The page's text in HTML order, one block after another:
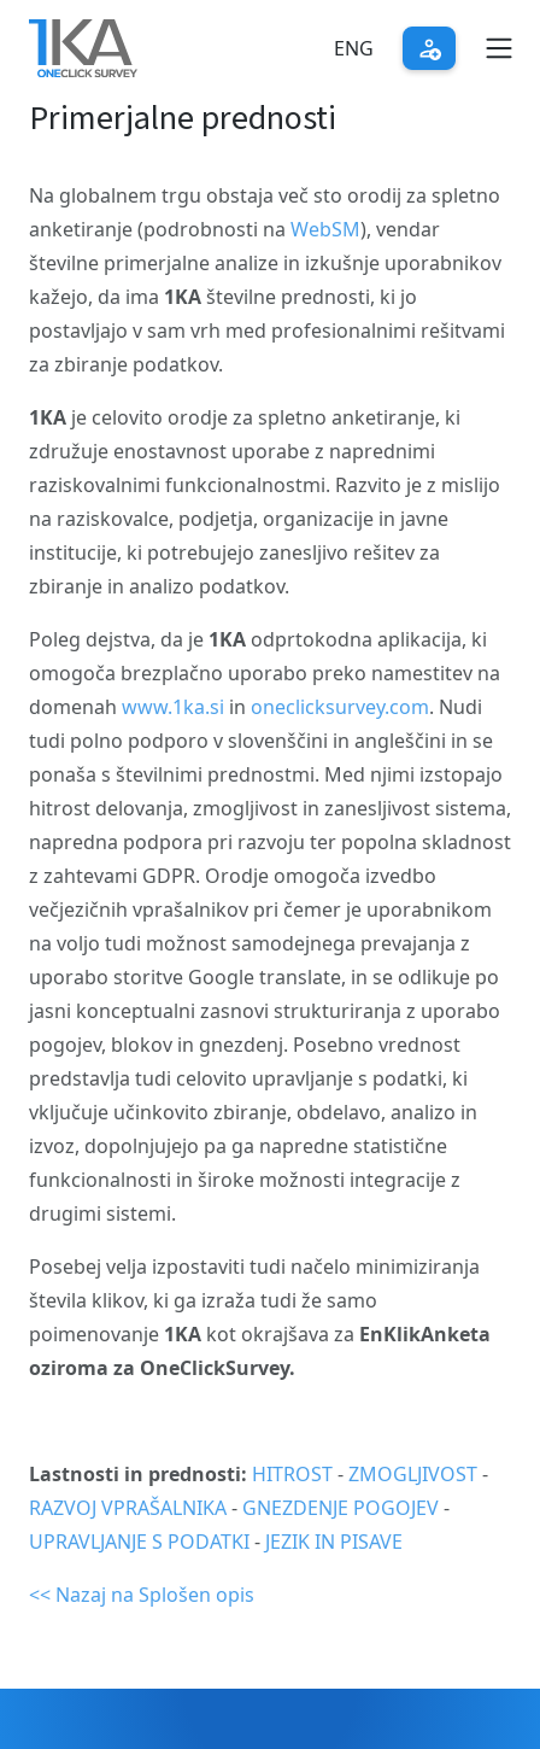
Skip
main
content
ENG
Primerjalne prednosti
Na globalnem trgu obstaja več sto orodij za spletno
anketiranje (podrobnosti na WebSM), vendar
številne primerjalne analize in izkušnje uporabnikov
kažejo, da ima 1KAštevilne prednosti, ki jo
postavljajo v sam vrh med profesionalnimi rešitvami
za zbiranje podatkov.
1KA je celovito orodje za spletno anketiranje, ki
združuje enostavnost uporabe z naprednimi
raziskovalnimi funkcionalnostmi. Razvito je z mislijo
na raziskovalce, podjetja, organizacije in javne
institucije, ki potrebujejo zanesljivo rešitev za
zbiranje in analizo podatkov.
Poleg dejstva, da je 1KA odprtokodna aplikacija, ki
omogoča brezplačno uporabo preko namestitev na
domenah www.1ka.si in oneclicksurvey.com. Nudi
tudi polno podporo v slovenščini in angleščini in se
ponaša s številnimi prednostmi. Med njimi izstopajo
hitrost delovanja, zmogljivost in zanesljivost sistema,
napredna podpora pri razvoju ter popolna skladnost
z zahtevami GDPR. Orodje omogoča izvedbo
večjezičnih vprašalnikov pri čemer je uporabnikom
na voljo tudi možnost samodejnega prevajanja z
uporabo storitve Google translate, in se odlikuje po
jasni konceptualni zasnovi strukturiranja z uporabo
pogojev, blokov in gnezdenj. Posebno vrednost
predstavlja tudi celovito upravljanje s podatki, ki
vključuje učinkovito zbiranje, obdelavo, analizo in
izvoz, dopolnjujejo pa ga napredne statistične
funkcionalnosti in široke možnosti integracije z
drugimi sistemi.
Posebej velja izpostaviti tudi načelo minimiziranja
števila klikov, ki ga izraža tudi že samo
poimenovanje 1KA kot okrajšava za EnKlikAnketa
oziroma za OneClickSurvey.
Lastnosti in prednosti: HITROST-ZMOGLJIVOST-
RAZVOJ VPRAŠALNIKA- GNEZDENJE POGOJEV-
UPRAVLJANJE S PODATKI- JEZIK IN PISAVE
<< Nazaj na Splošen opis